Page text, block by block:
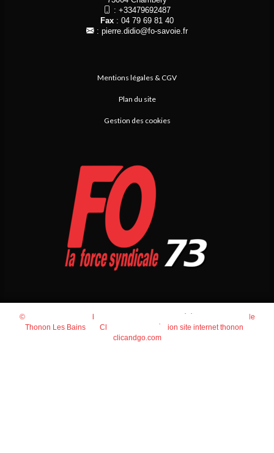
: +33479692487
Fax : 04 79 69 81 40
: pierre.didio@fo-savoie.fr
Mentions légales & CGV
Plan du site
Gestion des cookies
© 2026 Agence Web Thonon Les Bains
Référencement Google
Thonon Les Bains
Clic And Go
création site internet thonon
clicandgo.com